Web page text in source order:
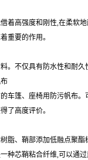
着高强度和刚性,在柔软
重要的作用。
。不仅具有防水性和耐久
车篷、座椅用防污帆布。
了高度评价。
脂、鞘部添加低融点聚酯
种芯鞘粘合纤维,可以通